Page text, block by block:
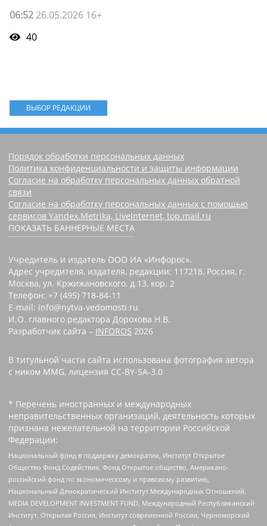
06:52 26.05.2026 16+
40
ВЫБОР РЕДАКЦИИ
Порядок обработки персональных данных
Политика конфиденциальности и защиты информации
Согласие на обработку персональных данных обратной
связи
Согласие на обработку персональных данных с помощью
сервисов Yandex.Metrika, LiveInternet, top.mail.ru
ПОКАЗАТЬ БАННЕРНЫЕ МЕСТА
Учредитель и издатель ООО ИА «Инфорос».
Адрес учредителя, издателя, редакции: 117218, Россия, г.
Москва, ул. Кржижановского, д.13, кор. 2
Телефон: +7 (495) 718-84-11
E-mail: info@nytva-vedomosti.ru
И.О. главного редактора Дорохова Н.В.
Разработчик сайта – INFOROS 2026
В титульной части сайта использована фотография автора
с ником MMG, лицензия CC-BY-SA-3.0
* Перечень иностранных и международных
неправительственных организаций, деятельность которых
признана нежелательной на территории Российской
Федерации:
Национальный фонд в поддержку демократии, Институт Открытое
Общество Фонд Содействия, Фонд Открытое общество, Американо-
российский фонд по экономическому и правовому развитию,
Национальный Демократический Институт Международных Отношений,
MEDIA DEVELOPMENT INVESTMENT FUND, Международный Республиканский
Институт, Открытая Россия, Институт современной России, Черноморский